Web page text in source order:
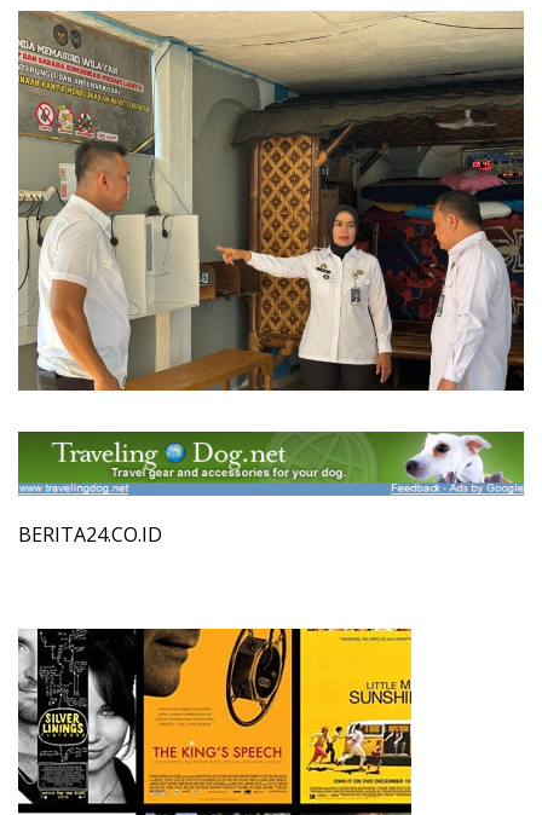
BERITA24.CO.ID